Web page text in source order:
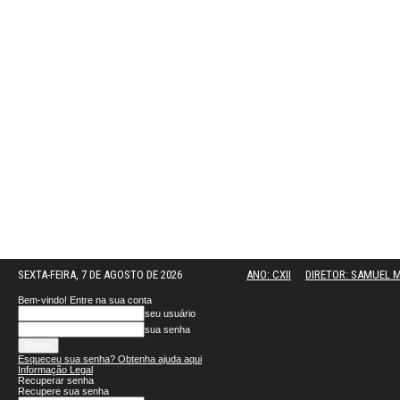
SEXTA-FEIRA, 7 DE AGOSTO DE 2026 ANO: CXII DIRETOR: SAMUEL
Bem-vindo! Entre na sua conta
seu usuário
sua senha
Esqueceu sua senha? Obtenha ajuda aqui
Informação Legal
Recuperar senha
Recupere sua senha